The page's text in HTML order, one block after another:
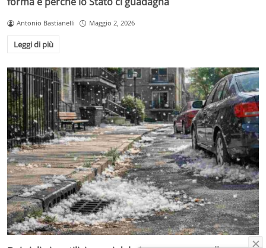
Antonio Bastianelli Maggio 2, 2026
Leggi di più